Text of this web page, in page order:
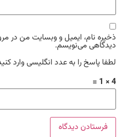
ذخیره نام، ایمیل و وبسایت من در
دیدگاهی می‌نویسم.
لطفا پاسخ را به عدد انگلیسی وارد
4 × 1 =